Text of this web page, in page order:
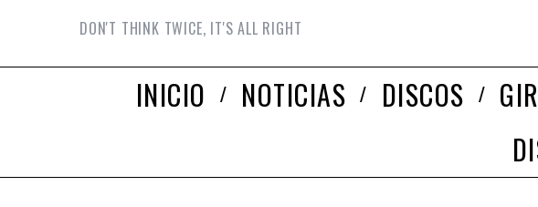
DON'T THINK TWICE, IT'S ALL RIGHT
INICIO NOTICIAS DISCOS